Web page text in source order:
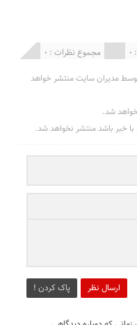
مجموع نظرات : 0
مدیران سایت منتشر خواهد
شد.
با خبر باشد منتشر نخواهد شد.
ارسال نظر پاک کردن !